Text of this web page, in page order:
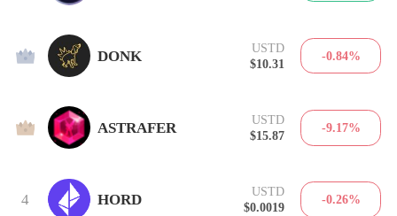
2 DONK
USTD
$10.31
-0.84%
3 ASTRAFER
USTD
$15.87
-9.17%
4 HORD
USTD
$0.0019
-0.26%